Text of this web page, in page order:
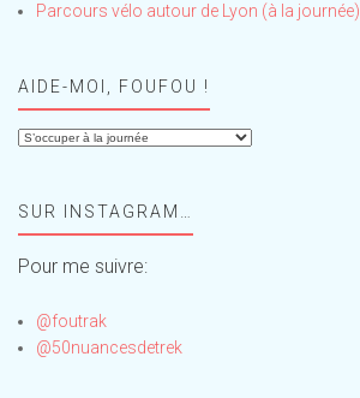
Parcours vélo autour de Lyon (à la journée)
AIDE-MOI, FOUFOU !
Aide-
!SUR INSTAGRAM…
Pour me suivre:
@foutrak
@50nuancesdetrek